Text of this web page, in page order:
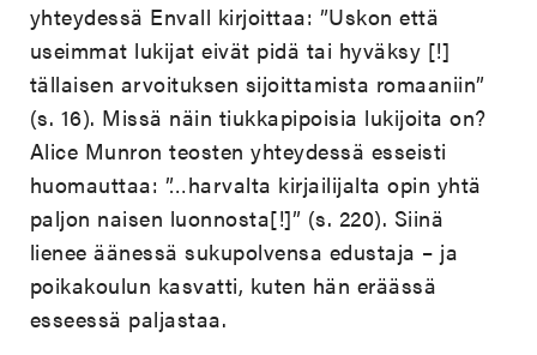
yhteydessä Envall kirjoittaa: ”Uskon että
useimmat lukijat eivät pidä tai hyväksy [!]
tällaisen arvoituksen sijoittamista romaaniin”
(s. 16). Missä näin tiukkapipoisia lukijoita on?
Alice Munron teosten yhteydessä esseisti
huomauttaa: ”…harvalta kirjailijalta opin yhtä
paljon naisen luonnosta[!]” (s. 220). Siinä
lienee äänessä sukupolvensa edustaja – ja
poikakoulun kasvatti, kuten hän eräässä
esseessä paljastaa.